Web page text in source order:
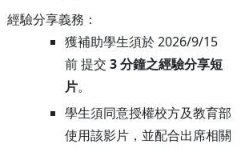
經驗分享義務：
獲補助學生須於 2026/9/15
前 提交 3 分鐘之經驗分享短
片。
學生須同意授權校方及教育部
使用該影片，並配合出席相關